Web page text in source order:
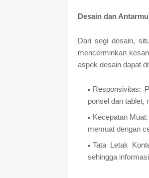
Desain dan
Dari segi desain,
mencerminkan
aspek desain dapat
Responsivitas:
ponsel dan tablet,
Kecepatan
memuat dengan
Tata Letak
sehingga